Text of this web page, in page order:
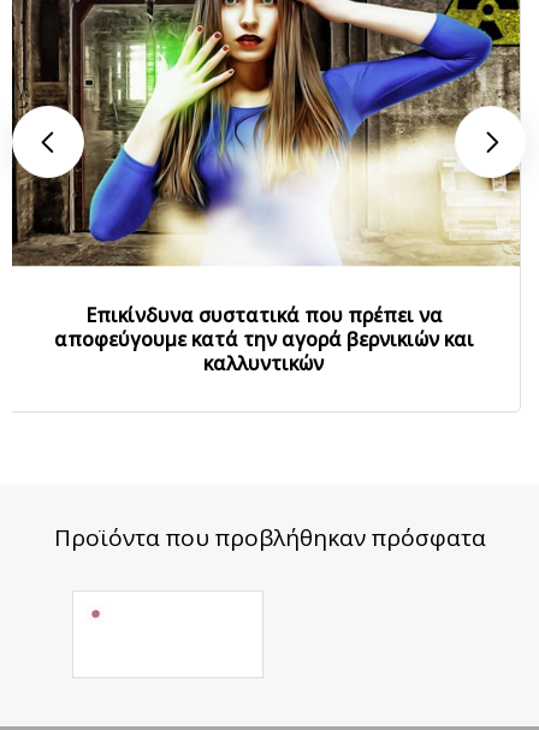
Επικίνδυνα συστατικά που πρέπει να
αποφεύγουμε κατά την αγορά βερνικιών και
καλλυντικών
Προϊόντα που προβλήθηκαν πρόσφατα